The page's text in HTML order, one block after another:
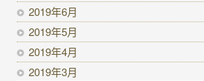
2019年6月
2019年5月
2019年4月
2019年3月